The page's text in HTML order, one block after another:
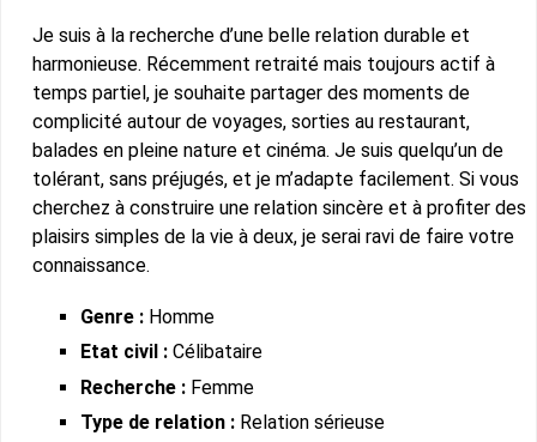
Je suis à la recherche d’une belle relation durable et
harmonieuse. Récemment retraité mais toujours actif à
temps partiel, je souhaite partager des moments de
complicité autour de voyages, sorties au restaurant,
balades en pleine nature et cinéma. Je suis quelqu’un de
tolérant, sans préjugés, et je m’adapte facilement. Si vous
cherchez à construire une relation sincère et à profiter des
plaisirs simples de la vie à deux, je serai ravi de faire votre
connaissance.
Genre : Homme
Etat civil : Célibataire
Recherche : Femme
Type de relation : Relation sérieuse